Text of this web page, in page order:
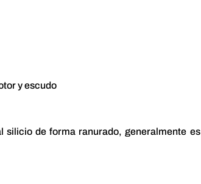
y escudo
silicio de forma ranurado, generalmente es